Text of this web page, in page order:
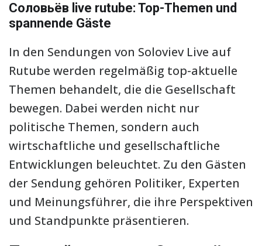
Соловьёв live rutube: Top-Themen und
spannende Gäste
In den Sendungen von Soloviev Live auf
Rutube werden regelmäßig top-aktuelle
Themen behandelt, die die Gesellschaft
bewegen. Dabei werden nicht nur
politische Themen, sondern auch
wirtschaftliche und gesellschaftliche
Entwicklungen beleuchtet. Zu den Gästen
der Sendung gehören Politiker, Experten
und Meinungsführer, die ihre Perspektiven
und Standpunkte präsentieren.